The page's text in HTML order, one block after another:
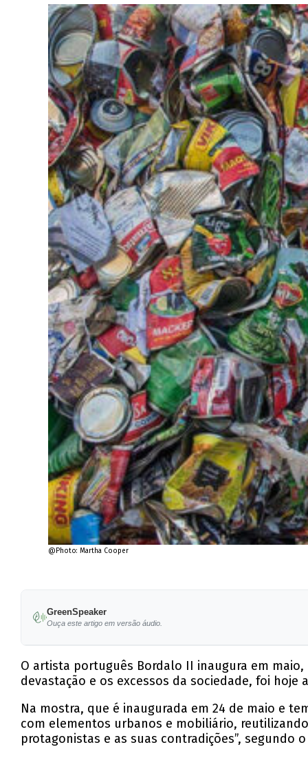
@Photo: Martha Cooper
GreenSpeaker
Ouça este artigo em versão áudio.
O artista português Bordalo II inaugura em maio,
devastação e os excessos da sociedade, foi hoje
Na mostra, que é inaugurada em 24 de maio e
com elementos urbanos e mobiliário,
protagonistas e as suas contradições”,